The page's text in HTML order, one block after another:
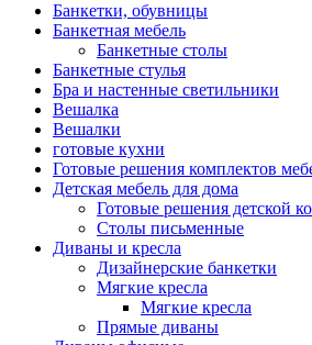
Банкетки, обувницы
Банкетная мебель
Банкетные столы
Банкетные стулья
Бра и настенные светильники
Вешалка
Вешалки
готовые кухни
Готовые решения комплектов
Детская мебель для дома
Готовые решения детской
Столы письменные
Диваны и кресла
Дизайнерские банкетки
Мягкие кресла
Мягкие кресла
Прямые диваны